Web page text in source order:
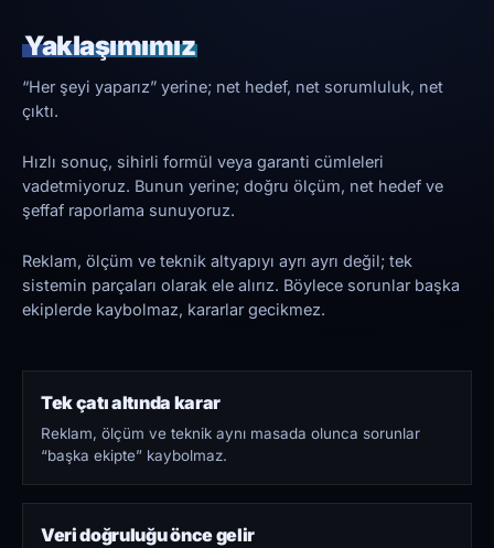
Yaklaşımımız
“Her şeyi yaparız” yerine; net hedef, net sorumluluk, net
çıktı.
Hızlı sonuç, sihirli formül veya garanti cümleleri
vadetmiyoruz. Bunun yerine; doğru ölçüm, net hedef ve
şeffaf raporlama sunuyoruz.
Reklam, ölçüm ve teknik altyapıyı ayrı ayrı değil; tek
sistemin parçaları olarak ele alırız. Böylece sorunlar başka
ekiplerde kaybolmaz, kararlar gecikmez.
Tek çatı altında karar
Reklam, ölçüm ve teknik aynı masada olunca sorunlar
“başka ekipte” kaybolmaz.
Veri doğruluğu önce gelir